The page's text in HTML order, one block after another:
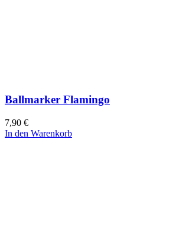
Ballmarker Flamingo
7,90 €
In den Warenkorb